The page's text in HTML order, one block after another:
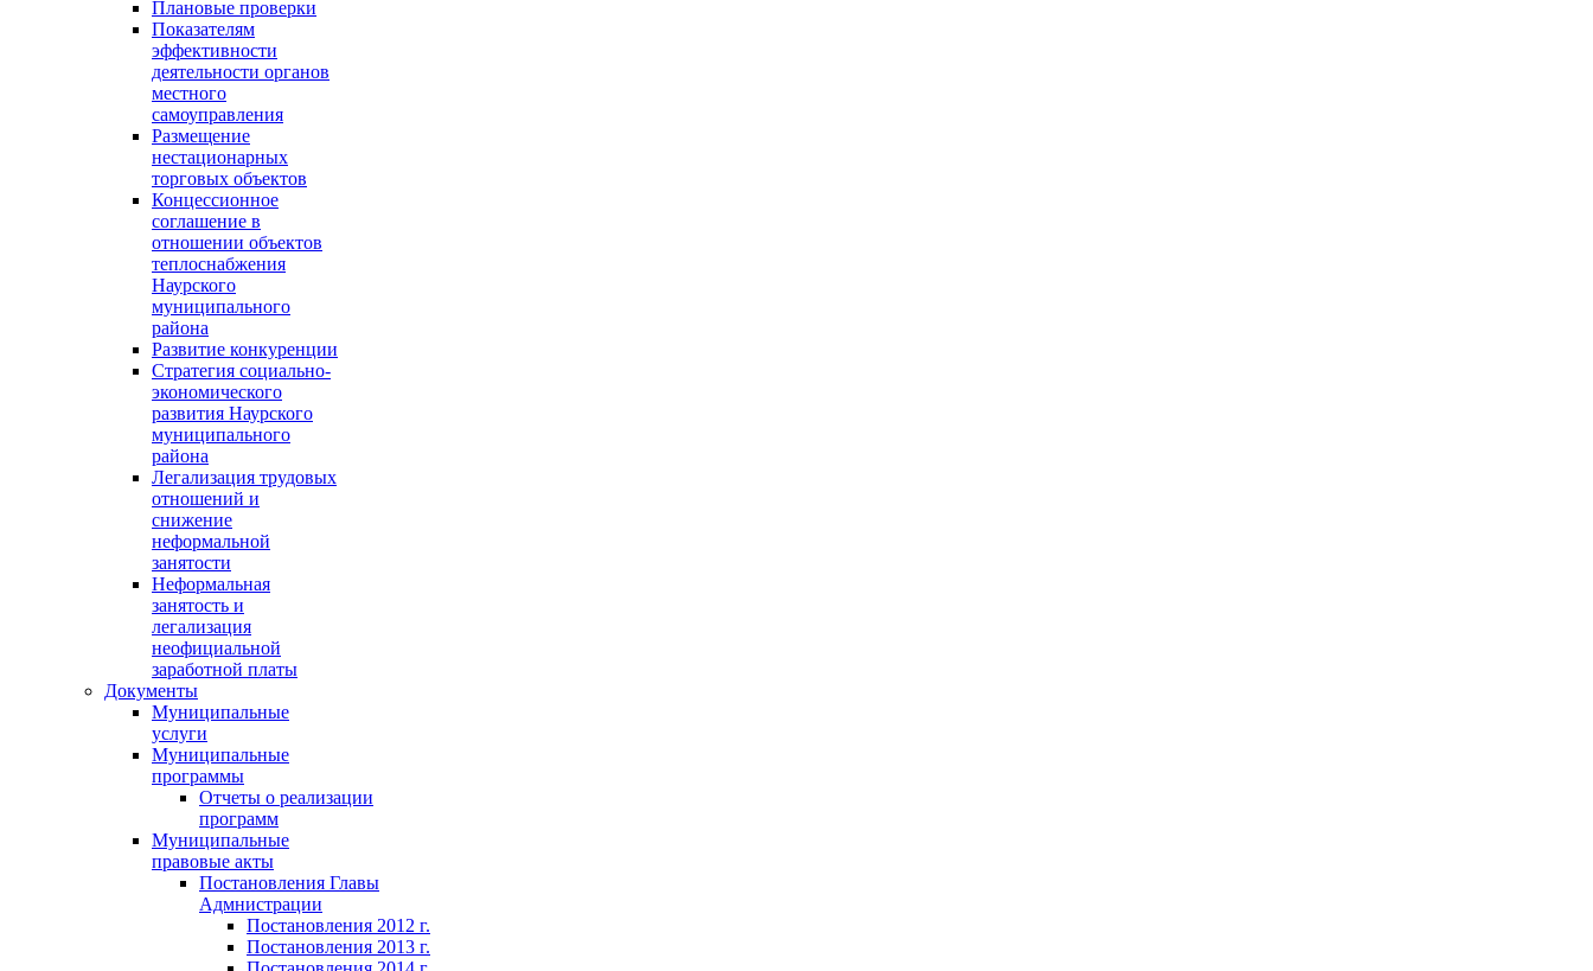
Плановые проверки
Показателям
эффективности
деятельности органов
местного
самоуправления
Размещение
нестационарных
торговых объектов
Концессионное
соглашение в
отношении объектов
теплоснабжения
Наурского
муниципального
района
Развитие конкуренции
Стратегия социально-
экономического
развития Наурского
муниципального
района
Легализация трудовых
отношений и
снижение
неформальной
занятости
Неформальная
занятость и
легализация
неофициальной
заработной платы
Документы
Муниципальные
услуги
Муниципальные
программы
Отчеты о реализации
программ
Муниципальные
правовые акты
Постановления Главы
Адмнистрации
Постановления 2012 г.
Постановления 2013 г.